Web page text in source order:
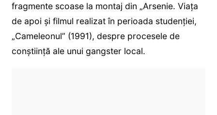
fragmente scoase la montaj din „Arsenie. Viața
de apoi şi filmul realizat în perioada studenţiei,
„Cameleonul” (1991), despre procesele de
conștiință ale unui gangster local.